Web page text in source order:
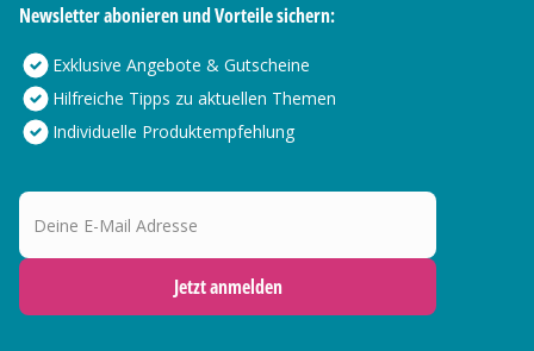
Newsletter abonieren und Vorteile sichern:
Exklusive Angebote & Gutscheine
Hilfreiche Tipps zu aktuellen Themen
Individuelle Produktempfehlung
Deine E-Mail Adresse
Jetzt anmelden